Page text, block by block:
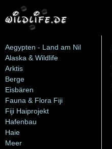
Aegypten - Land am Nil
Alaska & Wildlife
Arktis
Berge
Eisbären
Fauna & Flora Fiji
Fiji Haiprojekt
Hafenbau
Haie
Meer